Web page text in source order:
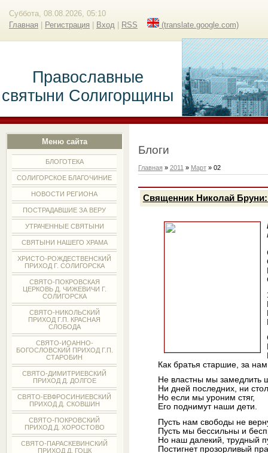
Суббота, 08.08.2026, 05:10
Главная
Регистрация Вход RSS (translate.google.com)
Православные
святыни Солигорщины
Меню сайта
БЛОГОТЕКА
СОЛИГОРСКОЕ БЛАГОЧИНИЕ
НОВОСТИ РЕГИОНА
ПОСТРАДАВШИЕ ЗА ВЕРУ
УТРАЧЕННЫЕ СВЯТЫНИ
СВЯТЫНИ НАШЕГО ХРАМА
ХРИСТО-РОЖДЕСТВЕНСКИЙ
ПРИХОД Г. СОЛИГОРСКА
СВЯТО-ПОКРОВСКАЯ
ЦЕРКОВЬ Д. ЧИЖЕВИЧИ Г.
СОЛИГОРСКА
СВЯТО-НИКОЛЬСКИЙ
ПРИХОД Г.П. КРАСНАЯ
СЛОБОДА
СВЯТО-ИОАННО-
БОГОСЛОВСКИЙ ПРИХОД Г.П.
СТАРОБИН
СВЯТО-ДИМИТРИЕВСКИЙ
ПРИХОД Д. ДОЛГОЕ
СВЯТО-ЕВФРОСИНИЕВСКИЙ
ПРИХОД Д. СКОВШИН
СВЯТО-ПОКРОВСКИЙ
ПРИХОД Д. ХОРОСТОВО
СВЯТО-ПАРАСКЕВИНСКИЙ
ПРИХОД Д. ГОЦК
Блоги
Главная » 2011 » Март » 02
Священник Николай Бруни:
Как братья старшие, за
Не властны мы замедлить
Ни дней последних, ни
Но если мы уроним стяг,
Его поднимут наши дети.
Пусть нам свободы не
Пусть мы бессильны и
Но наш далекий, трудный
Постигнет прозорливый